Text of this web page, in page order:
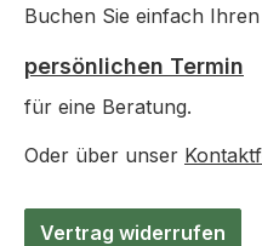
Buchen Sie einfach Ihren
persönlichen Termin
für eine Beratung.
Oder über unser
Vertrag widerrufen